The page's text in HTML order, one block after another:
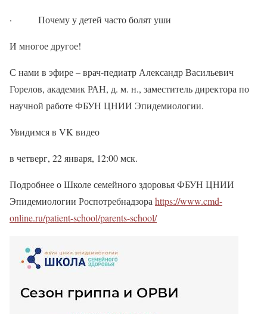
· Почему у детей часто болят уши
И многое другое!
С нами в эфире – врач-педиатр Александр Васильевич
Горелов, академик РАН, д. м. н., заместитель директора по
научной работе ФБУН ЦНИИ Эпидемиологии.
Увидимся в VK видео
в четверг, 22 января, 12:00 мск.
Подробнее о Школе семейного здоровья ФБУН ЦНИИ
Эпидемиологии Роспотребнадзора https://www.cmd-
online.ru/patient-school/parents-school/